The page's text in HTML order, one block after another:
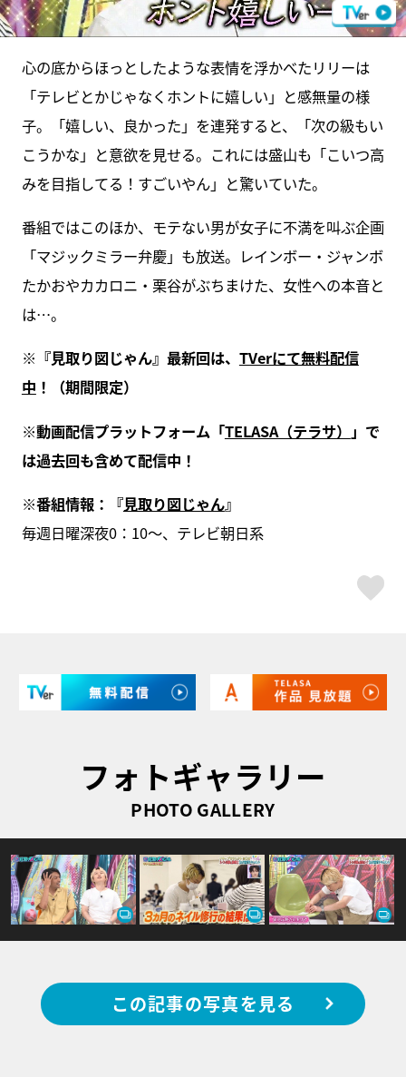
心の底からほっとしたような表情を浮かべたリリーは
「テレビとかじゃなくホントに嬉しい」と感無量の様
子。「嬉しい、良かった」を連発すると、「次の級もい
こうかな」と意欲を見せる。これには盛山も「こいつ高
みを目指してる！すごいやん」と驚いていた。
番組ではこのほか、モテない男が女子に不満を叫ぶ企画
「マジックミラー弁慶」も放送。レインボー・ジャンボ
たかおやカカロニ・栗谷がぶちまけた、女性への本音と
は…。
※『見取り図じゃん』最新回は、 TVerにて無料配信
中 ！（期間限定）
※動画配信プラットフォーム「TELASA（テラサ） 」で
は過去回も含めて配信中！
※番組情報：『見取り図じゃん』
毎週日曜深夜0：10～、テレビ朝日系
フォトギャラリー
PHOTO GALLERY
この記事の写真を見る